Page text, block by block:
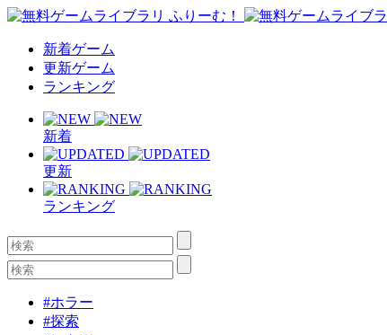
新着ゲーム
更新ゲーム
ランキング
新着
更新
ランキング
#ホラー
#探索